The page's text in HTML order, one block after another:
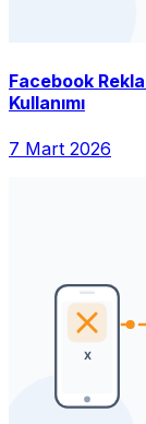
Facebook
Kullanımı
7 Mart 2026